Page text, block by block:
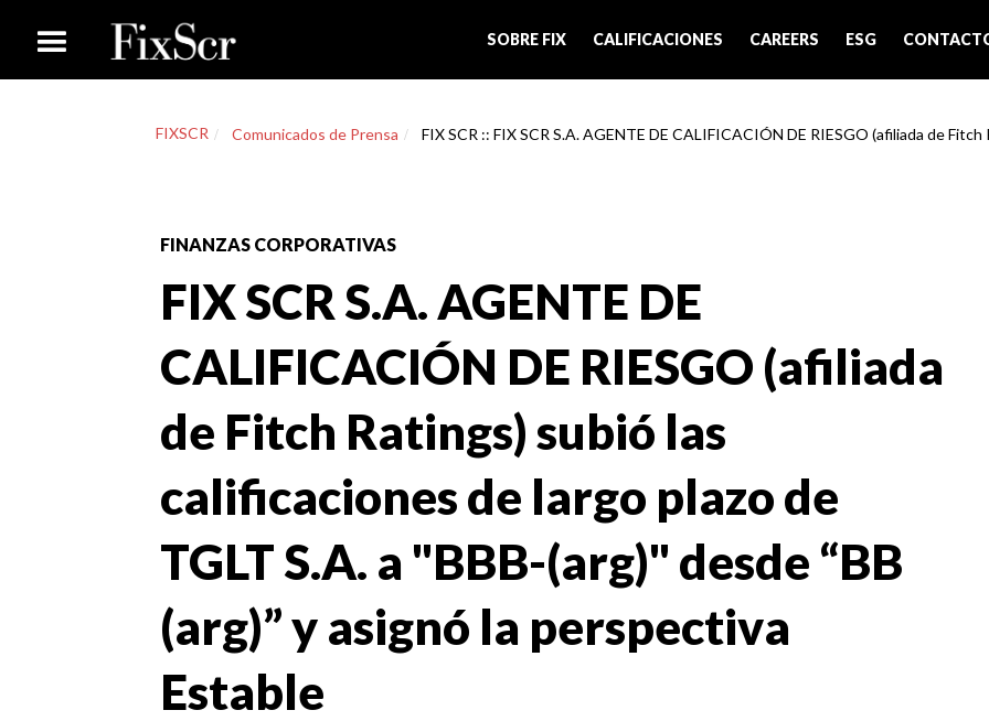
SOBRE FIX CALIFICACIONES CAREERS ESG
FIXSCR Comunicados de Prensa FIX SCR :: FIX SCR S.A. AGENTE DE CALIFICACIÓN DE RIESGO (afiliada de Fitch
FINANZAS CORPORATIVAS
FIX SCR S.A. AGENTE DE
CALIFICACIÓN DE RIESGO (afiliada
de Fitch Ratings) subió las
calificaciones de largo plazo de
TGLT S.A. a "BBB-(arg)" desde “BB
(arg)” y asignó la perspectiva
Estable